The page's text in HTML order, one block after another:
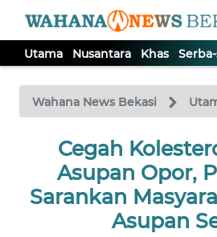
Utama Nusantara Khas
Wahana News Bekasi
Cegah
Asupan Opor,
Sarankan
Asupan
TV
Tutup
UTAMA
NUSANTARA